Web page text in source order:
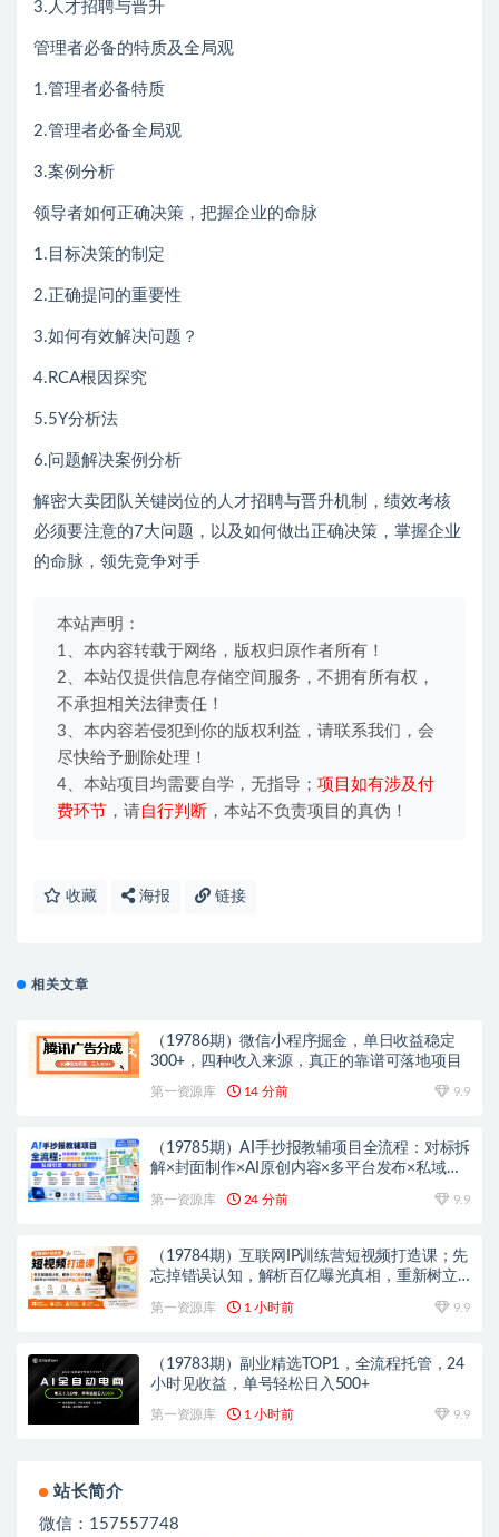
3.人才招聘与晋升
管理者必备的特质及全局观
1.管理者必备特质
2.管理者必备全局观
3.案例分析
领导者如何正确决策，把握企业的命脉
1.目标决策的制定
2.正确提问的重要性
3.如何有效解决问题？
4.RCA根因探究
5.5Y分析法
6.问题解决案例分析
解密大卖团队关键岗位的人才招聘与晋升机制，绩效考核
必须要注意的7大问题，以及如何做出正确决策，掌握企业
的命脉，领先竞争对手
本站声明：
1、本内容转载于网络，版权归原作者所有！
2、本站仅提供信息存储空间服务，不拥有所有权，
不承担相关法律责任！
3、本内容若侵犯到你的版权利益，请联系我们，会
尽快给予删除处理！
4、本站项目均需要自学，无指导； 项目如有涉及付
费环节 ，请自行判断 ，本站不负责项目的真伪！
收藏 海报 链接
相关文章
（19786期）微信小程序掘金，单日收益稳定
300+，四种收入来源，真正的靠谱可落地项目
第一资源库 14 分前 9.9
（19785期）AI手抄报教辅项目全流程：对标拆
解×封面制作×AI原创内容×多平台发布×私域引
第一资源库 24 分前 9.9
（19784期）互联网IP训练营短视频打造课；先
忘掉错误认知，解析百亿曝光真相，重新树立
第一资源库 1 小时前 9.9
（19783期）副业精选TOP1，全流程托管，24
小时见收益，单号轻松日入500+
第一资源库 1 小时前 9.9
站长简介
微信：157557748